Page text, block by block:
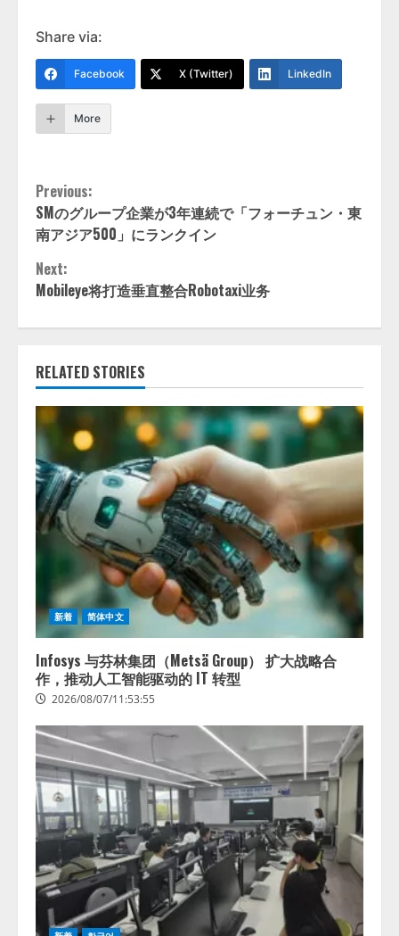
Share via:
Facebook X (Twitter) LinkedIn
More
Continue
Reading
Previous:
SMのグループ企業が3年連続で「フォーチュン・東
南アジア500」にランクイン
Next:
Mobileye将打造垂直整合Robotaxi业务
RELATED STORIES
新着 简体中文
Infosys 与芬林集团（Metsä Group） 扩大战略合
作，推动人工智能驱动的 IT 转型
2026/08/07/11:53:55